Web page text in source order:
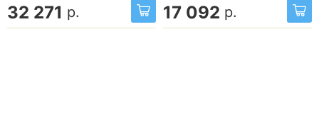
32 271 р. 17 092 р.